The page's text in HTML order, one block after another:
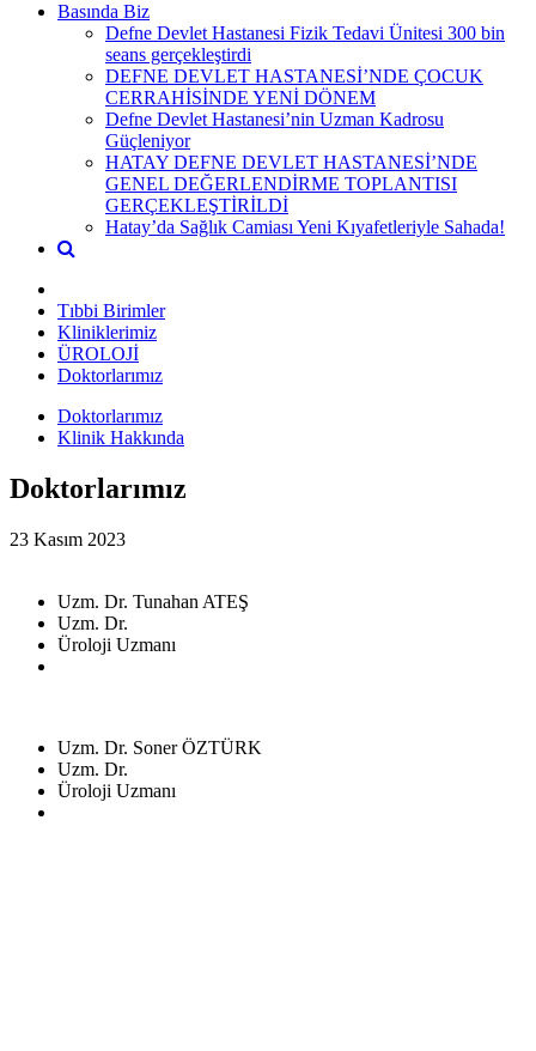
Basında Biz
Defne Devlet Hastanesi Fizik Tedavi Ünitesi 300 bin
seans gerçekleştirdi
DEFNE DEVLET HASTANESİ’NDE ÇOCUK
CERRAHİSİNDE YENİ DÖNEM
Defne Devlet Hastanesi’nin Uzman Kadrosu
Güçleniyor
HATAY DEFNE DEVLET HASTANESİ’NDE
GENEL DEĞERLENDİRME TOPLANTISI
GERÇEKLEŞTİRİLDİ
Hatay’da Sağlık Camiası Yeni Kıyafetleriyle Sahada!
Tıbbi Birimler
Kliniklerimiz
ÜROLOJİ
Doktorlarımız
Doktorlarımız
Klinik Hakkında
Doktorlarımız
23 Kasım 2023
Uzm. Dr. Tunahan ATEŞ
Uzm. Dr.
Üroloji Uzmanı
Uzm. Dr. Soner ÖZTÜRK
Uzm. Dr.
Üroloji Uzmanı